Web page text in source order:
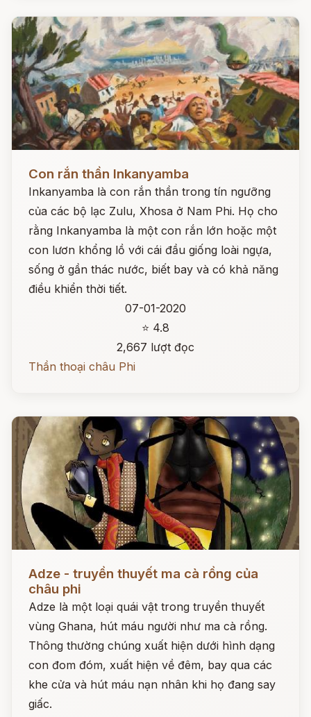
Con rắn thần Inkanyamba
Inkanyamba là con rắn thần trong tín ngưỡng
của các bộ lạc Zulu, Xhosa ở Nam Phi. Họ cho
rằng Inkanyamba là một con rắn lớn hoặc một
con lươn khổng lồ với cái đầu giống loài ngựa,
sống ở gần thác nước, biết bay và có khả năng
điều khiển thời tiết.
07-01-2020
⭐ 4.8
2,667 lượt đọc
Thần thoại châu Phi
Adze - truyền thuyết ma cà rồng của
châu phi
Adze là một loại quái vật trong truyền thuyết
vùng Ghana, hút máu người như ma cà rồng.
Thông thường chúng xuất hiện dưới hình dạng
con đom đóm, xuất hiện về đêm, bay qua các
khe cửa và hút máu nạn nhân khi họ đang say
giấc.